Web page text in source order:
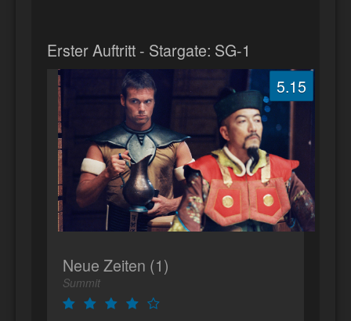
Erster Auftritt - Stargate: SG-1
5.15
Neue Zeiten (1)
Summit